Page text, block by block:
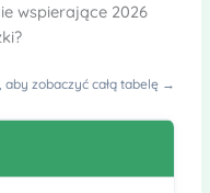
wspierające 2026
aby zobaczyć całą tabelę →